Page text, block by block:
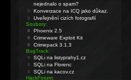
nejednalo o spam?
Konverzace na ICQ jako důkaz.
Uveřejnění cizích fotografií
Soubory:
Phoenix 2.5
Crimeware Exploit Kit
Crimepack 3.1.3
BugTrack:
SQLi na listyprahy1.cz
SQLi na Florenc
SQLi na kacov.cz
HackForum: